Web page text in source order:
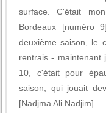
surface. C'était
Bordeaux
deuxième saison, le
rentrais -
10, c'était pour
saison, qui jouait
[Nadjma Ali Nadjim].